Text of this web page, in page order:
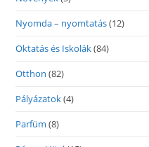
Nyomda – nyomtatás(12)
Oktatás és Iskolák(84)
Otthon (82)
Pályázatok(4)
Parfüm (8)